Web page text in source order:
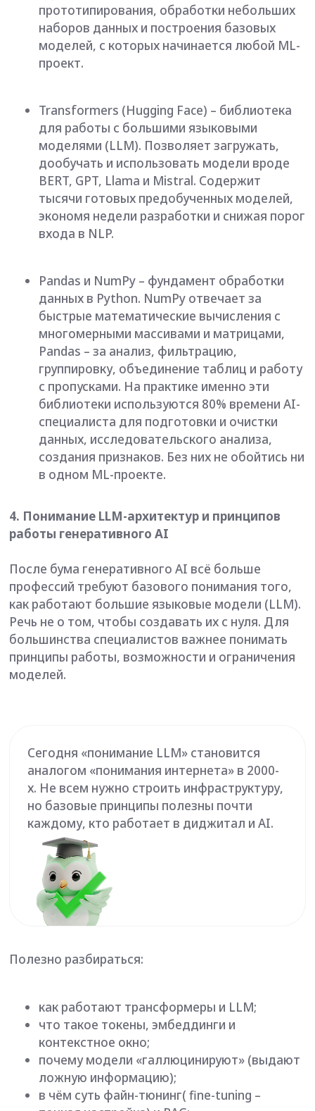
Pandas и NumPy – фундамент обработки
данных в Python. NumPy отвечает за
быстрые математические вычисления с
Pandas – за анализ, фильтрацию,
группировку, объединение таблиц и работу
с пропусками. На практике именно эти
библиотеки используются 80% времени AI-
специалиста для подготовки и очистки
данных, исследовательского анализа,
создания признаков. Без них не обойтись ни
в одном ML-проекте.
работы генеративного AI
После бума генеративного AI всё больше
профессий требуют базового понимания того,
как работают большие языковые модели (LLM).
Речь не о том, чтобы создавать их с нуля. Для
большинства специалистов важнее понимать
принципы работы, возможности и ограничения
моделей.
Сегодня «понимание LLM» становится
х. Не всем нужно строить инфраструктуру,
но базовые принципы полезны почти
каждому, кто работает в диджитал и AI.
Полезно разбираться:
контекстное окно;
почему модели «галлюцинируют» (выдают
ложную информацию);
в чём суть файн-тюнинг( fine-tuning –
тонкая настройка) и RAG;
чем отличаются открытые (open-source) и
закрытые модели;
как выбирать модель под конкретную
задачу.
Для AI-разработчиков и ML-инженеров это уже
часть хард-скиллов.
аналитиков – новая AI-грамотность, без
5. Базовая линейная алгебра и статистика
AI – это математика, «завёрнутая» в код. Без
основы вы будете копировать решения, не